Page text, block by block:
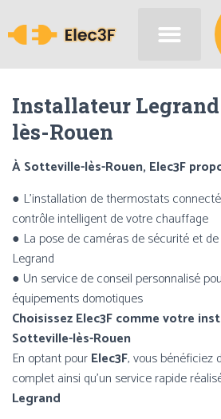
Installateur
lès-Rouen
À Sotteville-lès-Rouen, Elec3F
● L’installation de thermostats
contrôle intelligent de votre chauffage
● La pose de caméras de sécurité et
Legrand
● Un service de conseil personnalisé
équipements domotiques
Choisissez Elec3F comme votre
Sotteville-lès-Rouen
En optant pourElec3F, vous bénéficiez
complet ainsi qu’un service rapide
Legrand